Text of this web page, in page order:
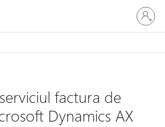
vă
la
dvs.
factura de
Dynamics AX